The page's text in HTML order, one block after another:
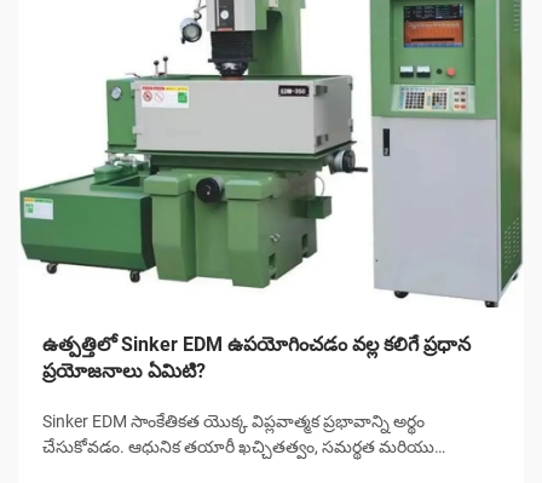
ఉత్పత్తిలో Sinker EDM ఉపయోగించడం వల్ల కలిగే ప్రధాన
ప్రయోజనాలు ఏమిటి?
Sinker EDM సాంకేతికత యొక్క విప్లవాత్మక ప్రభావాన్ని అర్థం
చేసుకోవడం. ఆధునిక తయారీ ఖచ్చితత్వం, సమర్థత మరియు